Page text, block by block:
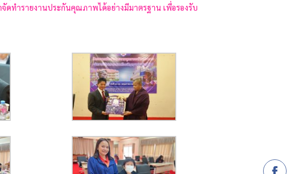
ทำรายงานประกันคุณภาพได้อย่างมีมาตรฐาน เพื่อรองรับ